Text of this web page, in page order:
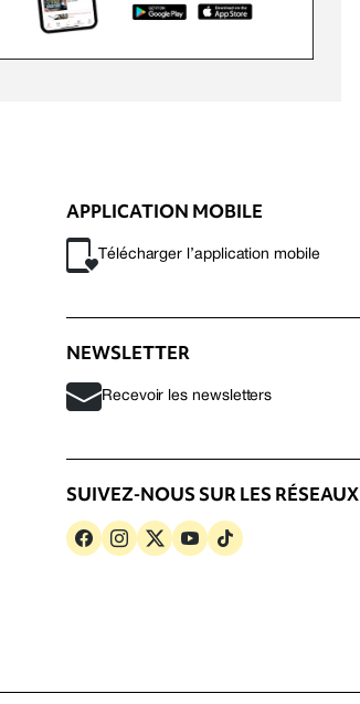
APPLICATION MOBILE
Télécharger l’application mobile
NEWSLETTER
Recevoir les newsletters
SUIVEZ-NOUS SUR LES RÉSEAUX